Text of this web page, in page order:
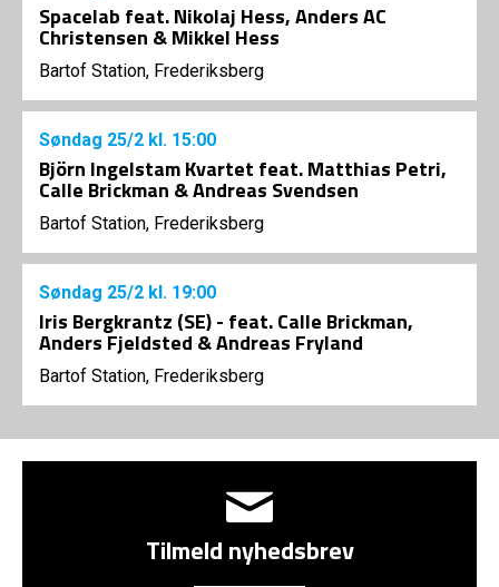
Spacelab feat. Nikolaj Hess, Anders AC
Christensen & Mikkel Hess
Bartof Station, Frederiksberg
Søndag 25/2 kl. 15:00
Björn Ingelstam Kvartet feat. Matthias Petri,
Calle Brickman & Andreas Svendsen
Bartof Station, Frederiksberg
Søndag 25/2 kl. 19:00
Iris Bergkrantz (SE) - feat. Calle Brickman,
Anders Fjeldsted & Andreas Fryland
Bartof Station, Frederiksberg
Tilmeld nyhedsbrev